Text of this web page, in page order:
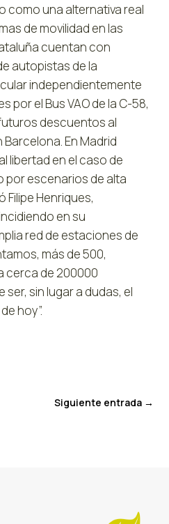
como una alternativa real
de movilidad en las
cuentan con
autopistas de la
independientemente
por el Bus VAO de la C-58,
descuentos al
En Madrid
libertad en el caso de
escenarios de alta
Henriques,
en su
red de estaciones de
más de 500,
cerca de 200000
sin lugar a dudas, el
hoy”.
Siguiente entrada→